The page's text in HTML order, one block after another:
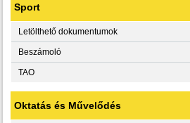
Sport
Letölthető dokumentumok
Beszámoló
TAO
Oktatás és Művelődés